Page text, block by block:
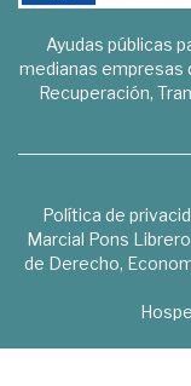
Ayudas públicas
medianas empresas
Recuperación,
Política de
Marcial Pons
de Derecho,